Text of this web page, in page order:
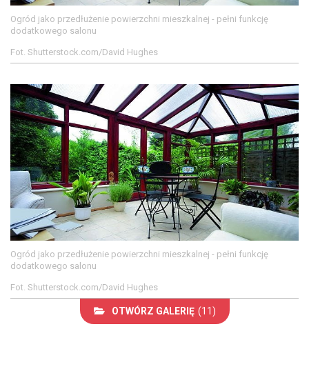
Ogród jako przedłużenie powierzchni mieszkalnej - pełni funkcję
dodatkowego salonu
Fot. Shutterstock.com/David Hughes
Ogród jako przedłużenie powierzchni mieszkalnej - pełni funkcję
dodatkowego salonu
Fot. Shutterstock.com/David Hughes
OTWÓRZ GALERIĘ (11)